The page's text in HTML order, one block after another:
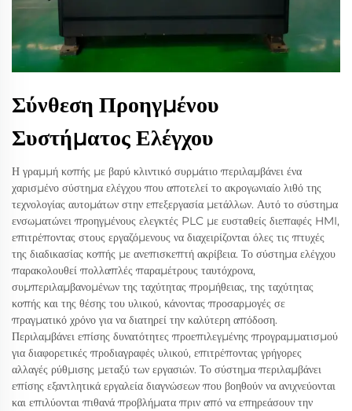
Σύνθεση Προηγμένου
Συστήματος Ελέγχου
Η γραμμή κοπής με βαρύ κλιντικό συρμάτιο περιλαμβάνει ένα
χαρισμένο σύστημα ελέγχου που αποτελεί το ακρογωνιαίο λιθό της
τεχνολογίας αυτομάτων στην επεξεργασία μετάλλων. Αυτό το σύστημα
ενσωματώνει προηγμένους ελεγκτές PLC με ευσταθείς διεπαφές HMI,
επιτρέποντας στους εργαζόμενους να διαχειρίζονται όλες τις πτυχές
της διαδικασίας κοπής με ανεπισκεπτή ακρίβεια. Το σύστημα ελέγχου
παρακολουθεί πολλαπλές παραμέτρους ταυτόχρονα,
συμπεριλαμβανομένων της ταχύτητας προμήθειας, της ταχύτητας
κοπής και της θέσης του υλικού, κάνοντας προσαρμογές σε
πραγματικό χρόνο για να διατηρεί την καλύτερη απόδοση.
Περιλαμβάνει επίσης δυνατότητες προεπιλεγμένης προγραμματισμού
για διαφορετικές προδιαγραφές υλικού, επιτρέποντας γρήγορες
αλλαγές ρύθμισης μεταξύ των εργασιών. Το σύστημα περιλαμβάνει
επίσης εξαντλητικά εργαλεία διαγνώσεων που βοηθούν να ανιχνεύονται
και επιλύονται πιθανά προβλήματα πριν από να επηρεάσουν την